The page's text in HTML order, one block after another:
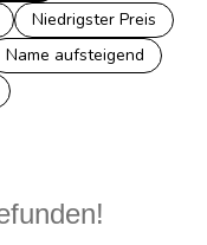
Niedrigster Preis
Name aufsteigend